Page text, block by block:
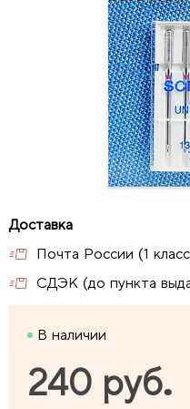
Почта России (1
СДЭК (до пункта
В наличии
240 руб.